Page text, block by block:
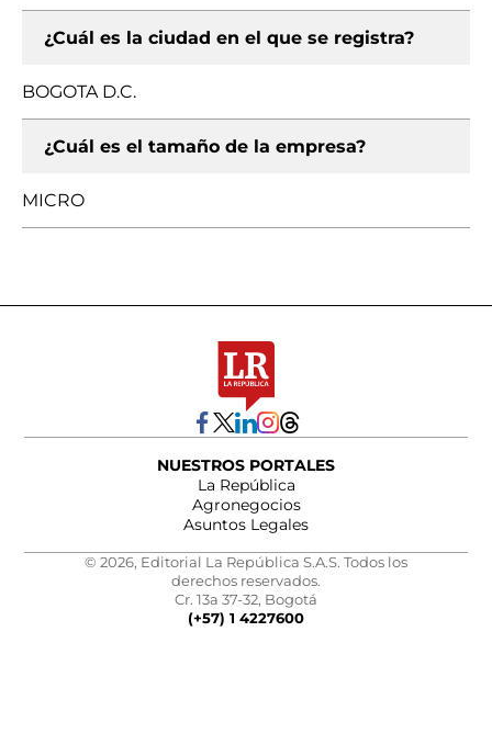
¿Cuál es la ciudad en el que se registra?
BOGOTA D.C.
¿Cuál es el tamaño de la empresa?
MICRO
NUESTROS PORTALES
La República
Agronegocios
Asuntos Legales
© 2026, Editorial La República S.A.S. Todos los
derechos reservados.
Cr. 13a 37-32, Bogotá
(+57) 1 4227600